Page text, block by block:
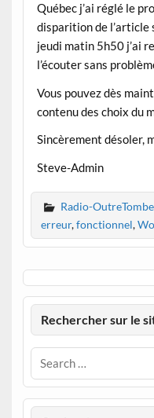
Québec j’ai réglé le
disparition de l’article
jeudi matin 5h50 j’ai
l’écouter sans
Vous pouvez dès
contenu des choix du
Sincèrement désoler,
Steve-Admin
Radio-
erreur,fonctionnel,
Rechercher sur le